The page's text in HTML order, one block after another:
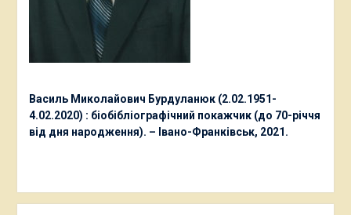
Василь Миколайович Бурдуланюк (2.02.1951-
4.02.2020) : біобібліографічний покажчик (до 70-річчя
від дня народження). – Івано-Франківськ, 2021.